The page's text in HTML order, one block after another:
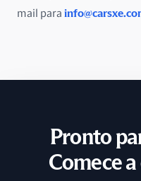
Peru
República Checa
mail para
Pronto
Comece